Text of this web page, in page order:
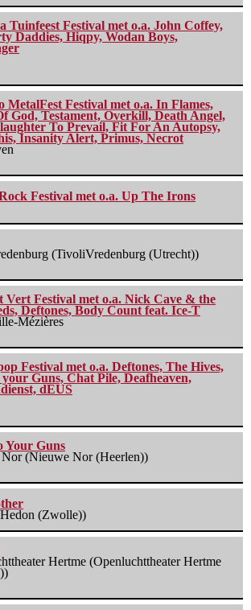
Tuinfeest Festival met o.a. John Coffey,
Daddies, Hiqpy, Wodan Boys,
MetalFest Festival met o.a. In Flames,
God, Testament, Overkill, Death Angel,
To Prevail, Fit For An Autopsy,
Insanity Alert, Primus, Necrot
Festival met o.a. Up The Irons
(TivoliVredenburg (Utrecht))
Vert Festival met o.a. Nick Cave & the
Deftones, Body Count feat. Ice-T
Mézières
Festival met o.a. Deftones, The Hives,
Guns, Chat Pile, Deafheaven,
dEUS
Your Guns
(Nieuwe Nor (Heerlen))
(Zwolle))
Hertme (Openluchttheater Hertme